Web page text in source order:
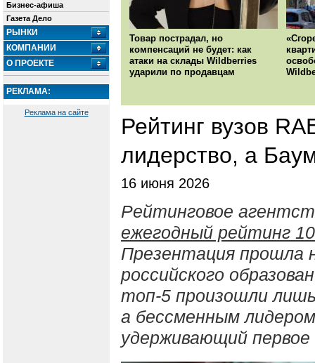
Бизнес-афиша
Газета Дело
РЫНКИ
КОМПАНИИ
О ПРОЕКТЕ
РЕКЛАМА:
Реклама на сайте
Товар пострадал, но
компенсаций не будет: как
атаки на склады Wildberries
ударили по продавцам
Рейтинг вузов
лидерство, а
16 июня 2026
Рейтинговое
ежегодный рейтинг
Презентация прошла
российского
топ-5 произошли
а бессменным
удерживающий